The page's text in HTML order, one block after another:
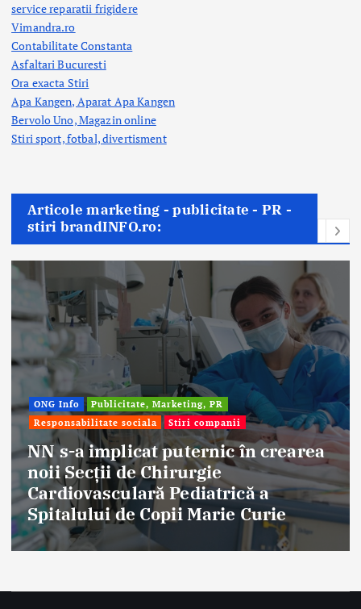
service reparatii frigidere
Vimandra.ro
Contabilitate Constanta
Asfaltari Bucuresti
Ora exacta Stiri
Apa Kangen, Aparat Apa Kangen
Bervolo Uno, Magazin online
Stiri sport, fotbal,divertisment
Articole marketing - publicitate - PR -
stiri brandINFO.ro:
ONG Info
Publicitate, Marketing, PR
Responsabilitate sociala
Stiri companii
NN s-a implicat puternic în crearea
noii Secții de Chirurgie
Cardiovasculară Pediatrică a
Spitalului de Copii Marie Curie